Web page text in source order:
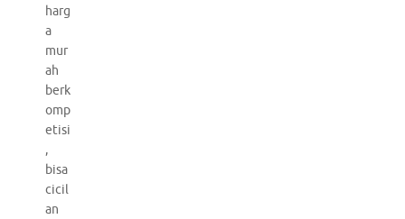
harg
a
mur
ah
berk
omp
etisi
,
bisa
cicil
an